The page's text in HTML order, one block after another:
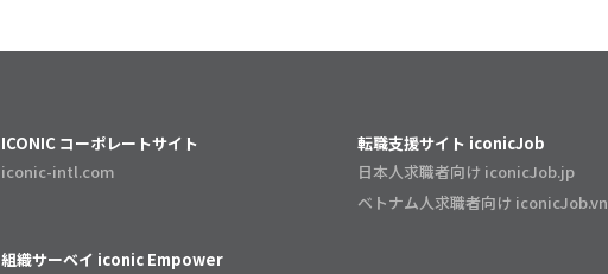
ICONIC コーポレートサイト
iconic-intl.com
組織サーベイ iconic Empower
転職支援サイト iconicJob
日本人求職者向け iconicJob.jp
ベトナム人求職者向け iconicJob.vn